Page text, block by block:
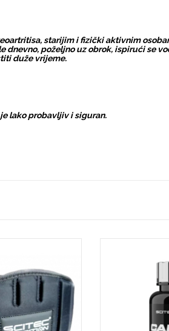
starijim i fizički aktivnim
poželjno uz obrok, ispirući se
duže vrijeme.
lako probavljiv i siguran.